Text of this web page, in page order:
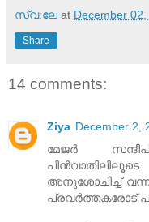
സ്വ:ലേ at December 02,
Share
14 comments:
Ziya December 2,
മേജര്‍
പിന്‍വാതിലിലൂടെ
അനുശോചിച്ച്‌
പ്രവര്‍ത്തകരോട്‌